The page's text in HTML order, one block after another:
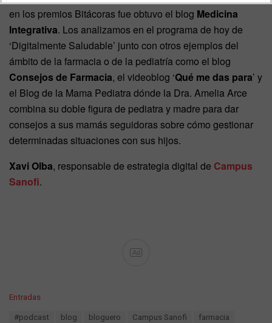
en los premios Bitácoras fue obtuvo el blog Medicina
Integrativa. Los analizamos en el programa de hoy de
‘Digitalmente Saludable’ junto con otros ejemplos del
ámbito de la farmacia o de la pediatría como el blog
Consejos de Farmacia, el videoblog ‘Qué me das para’ y
el Blog de la Mama Pediatra dónde la Dra. Amelia Arce
combina su doble figura de pediatra y madre para dar
consejos a sus mamás seguidoras sobre cómo gestionar
determinadas situaciones con sus hijos.
Xavi Olba, responsable de estrategia digital de Campus
Sanofi.
Ad
C
Entradas
#podcast blog bloguero Campus Sanofi
farmacia